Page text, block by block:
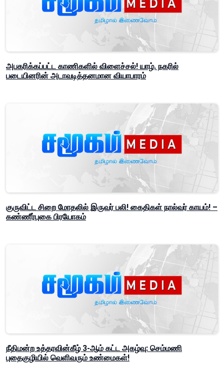
அபகரிக்கப்பட்ட காணிகளில் விளைச்சல்! யாழ். நகரில்
படையினரின் அடாவடித்தனமான வியாபாரம்
குருவிட்ட சிறை மோதலில் இருவர் பலி! கைதிகள் நால்வர் காயம்! –
கண்ணீர்புகை பிரயோகம்
நீதிமன்ற உத்தரவின்கீழ் 3-ஆம் கட்ட அகழ்வு: செம்மணி
புதைகுழியில் வெளிவரும் உண்மைகள்!